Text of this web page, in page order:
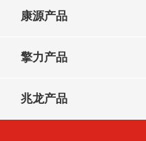
康源产品
擎力产品
兆龙产品